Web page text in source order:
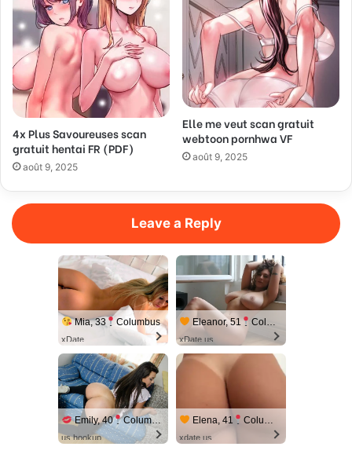
4x Plus Savoureuses scan
gratuit hentai FR (PDF)
août 9, 2025
Elle me veut scan gratuit
webtoon pornhwa VF
août 9, 2025
Leave a Reply
Mia, 33 Columbus
xDate
Eleanor, 51 Columbus
xDate.us
Emily, 40 Columbus
us.hookup
Elena, 41 Columbus
xdate.us